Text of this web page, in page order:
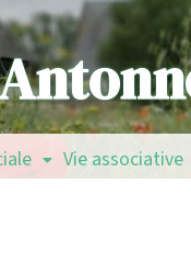
Vie associative